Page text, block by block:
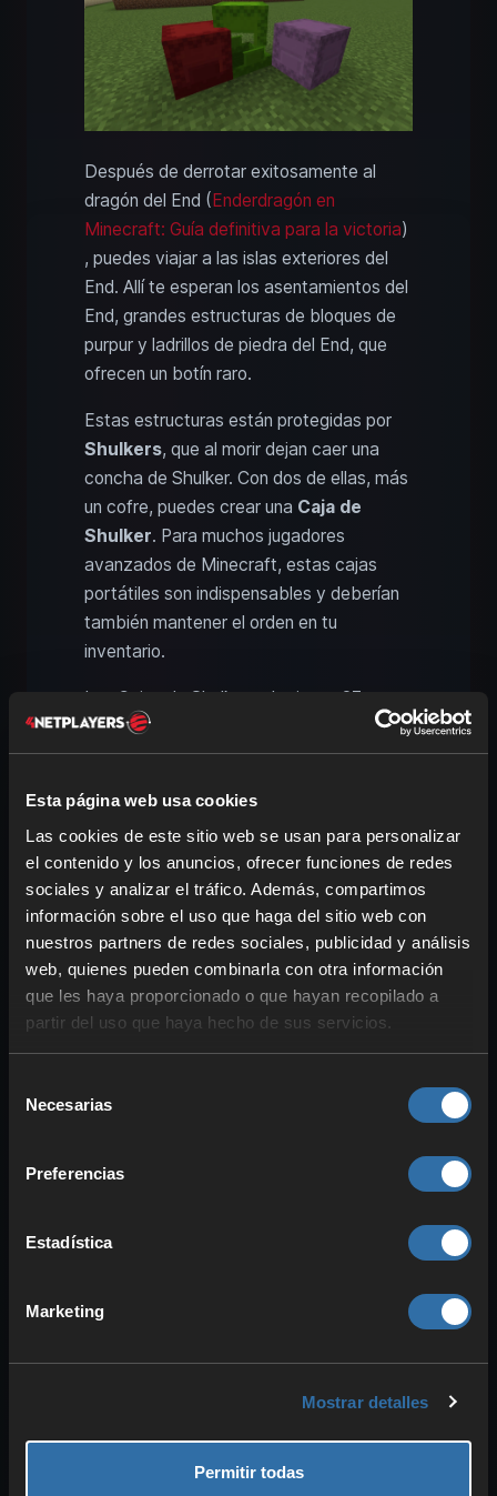
Esta página web usa cookies
Las cookies de este sitio web se usan para personalizar
el contenido y los anuncios, ofrecer funciones de redes
sociales y analizar el tráfico. Además, compartimos
información sobre el uso que haga del sitio web con
nuestros partners de redes sociales, publicidad y análisis
web, quienes pueden combinarla con otra información
que les haya proporcionado o que hayan recopilado a
partir del uso que haya hecho de sus servicios.
Necesarias
Preferencias
Estadística
Marketing
Mostrar detalles
Permitir todas
Después de derrotar exitosamente al
dragón del End (Enderdragón en
Minecraft: Guía definitiva para la victoria)
, puedes viajar a las islas exteriores del
End. Allí te esperan los asentamientos del
End, grandes estructuras de bloques de
purpur y ladrillos de piedra del End, que
ofrecen un botín raro.
Estas estructuras están protegidas por
Shulkers, que al morir dejan caer una
concha de Shulker. Con dos de ellas, más
un cofre, puedes crear una Caja de
Shulker. Para muchos jugadores
avanzados de Minecraft, estas cajas
portátiles son indispensables y deberían
también mantener el orden en tu
inventario.
Las Cajas de Shulker solo tienen 27
espacios, pero a diferencia del Cofre de
Ender, cada una tiene su propio
normales, luego recogerlas y llevártelas.
Para no confundirlas más tarde, te
recomendamos teñirlas o renombrarlas en
el yunque. Puedes usar las Cajas de
Shulker para prácticamente cualquier
cosa que se te ocurra. Lo mejor es tener
cajas especializadas, por ejemplo, para
excursiones a cuevas, ítems de Redstone
embargo, te dan mucho más espacio y
Cofres de Ender o en tu inventario. Pero
por lo tanto, una nueva forma de